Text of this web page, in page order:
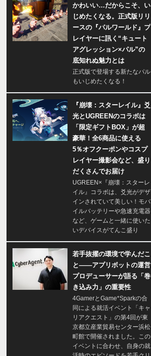
かわいい…だからこそ、い
じめたくなる。正式版リリ
ースの『パルワールド』プ
レイヤーに訊く“キュート
アグレッション×パル”の
底知れぬ魅力とは
正式版で登場する新たなパル
もいじめたくなる！
『崩壊：スターレイル』爻
光とUGREENのコラボは
「限定ギフトBOX」が超
豪華！全6商品に使える
5％オフクーポンやコスプ
レイヤー撮影会など、盛り
だくさんでお届け
UGREEN×『崩壊：スターレ
イル』コラボは、爻光がデザ
インされていて美しい！モバ
イルバッテリーや急速充電器
など、ゲームと一緒に使いた
いデバイスがてんこ盛り
若手抜擢の環境で学んだこ
と――アプリボットの運営
プロデューサーが語る「巻
き込み力」の重要性
4GamerとGame*Sparkの合
同による就活イベント「キャ
リアクエスト」の第4回が東
京都立産業貿易センター浜松
町館で開催されました。この
イベントに合わせ、自身の就